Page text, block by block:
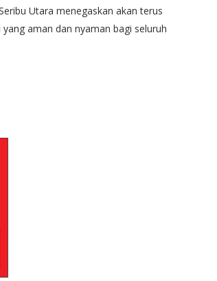
Utara menegaskan akan terus
aman dan nyaman bagi seluruh